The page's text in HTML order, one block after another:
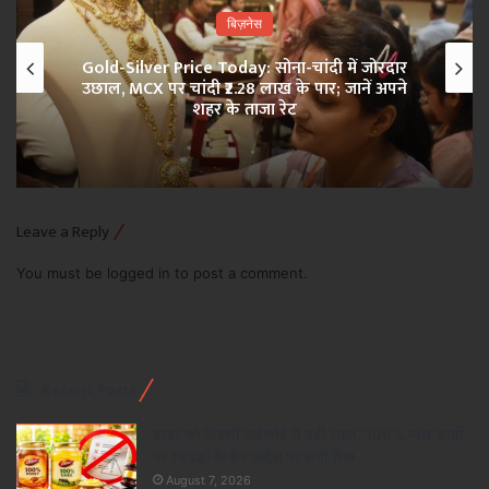
बिज़नेस
Gold-Silver Price Today: सोना-चांदी में जोरदार
उछाल, MCX पर चांदी ₹2.28 लाख के पार; जानें अपने
शहर के ताजा रेट
Leave a Reply
You must be logged in to post a comment.
August 7, 2026